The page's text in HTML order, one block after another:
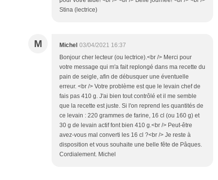
Stina (lectrice)
M Michel 03/04/2021 16:37
Bonjour cher lecteur (ou lectrice).<br /> Merci pour
votre message qui m'a fait replongé dans ma recette du
pain de seigle, afin de débusquer une éventuelle
erreur. <br /> Votre problème est que le levain chef de
fais pas 410 g. J'ai bien tout contrôlé et il me semble
que la recette est juste. Si l'on reprend les quantités de
ce levain : 220 grammes de farine, 16 cl (ou 160 g) et
30 g de levain actif font bien 410 g.<br /> Peut-être
avez-vous mal converti les 16 cl ?<br /> Je reste à
disposition et vous souhaite une belle fête de Pâques.
Cordialement. Michel